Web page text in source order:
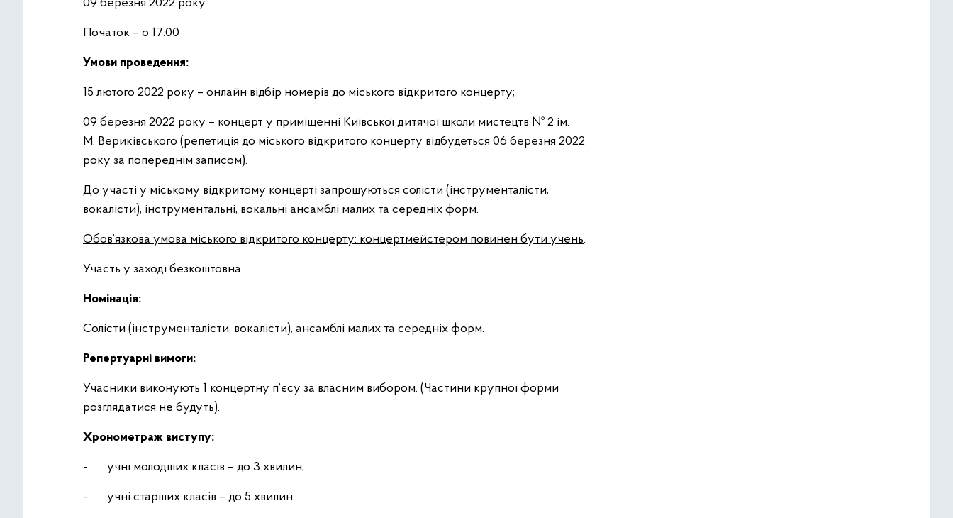
09 березня 2022 року
Початок – о 17:00
Умови проведення:
15 лютого 2022 року – онлайн відбір номерів до міського відкритого концерту;
09 березня 2022 року – концерт у приміщенні Київської дитячої школи мистецтв № 2 ім.
М. Вериківського (репетиція до міського відкритого концерту відбудеться 06 березня 2022
року за попереднім записом).
До участі у міському відкритому концерті запрошуються солісти (інструменталісти,
вокалісти), інструментальні, вокальні ансамблі малих та середніх форм.
Обов’язкова умова міського відкритого концерту: концертмейстером повинен бути учень.
Участь у заході безкоштовна.
Номінація:
Солісти (інструменталісти, вокалісти), ансамблі малих та середніх форм.
Репертуарні вимоги:
Учасники виконують 1 концертну п’єсу за власним вибором. (Частини крупної форми
розглядатися не будуть).
Хронометраж виступу:
- учні молодших класів – до 3 хвилин;
- учні старших класів – до 5 хвилин.